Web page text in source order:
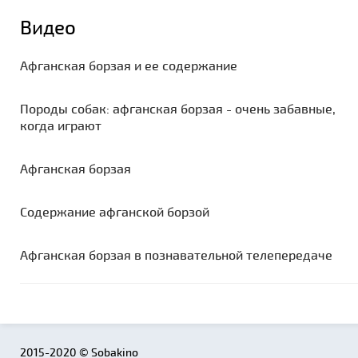
Видео
Афганская борзая и ее содержание
Породы собак: афганская борзая - очень забавные,
когда играют
Афганская борзая
Содержание афганской борзой
Афганская борзая в познавательной телепередаче
2015-2020 © Sobakino